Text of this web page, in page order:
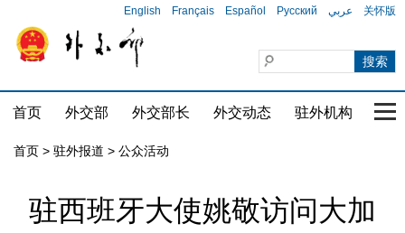
English Français Español Русский عربي 关怀版
首页 外交部 外交部长 外交动态 驻外机构 国
首页 > 驻外报道 > 公众活动
驻西班牙大使姚敬访问大加